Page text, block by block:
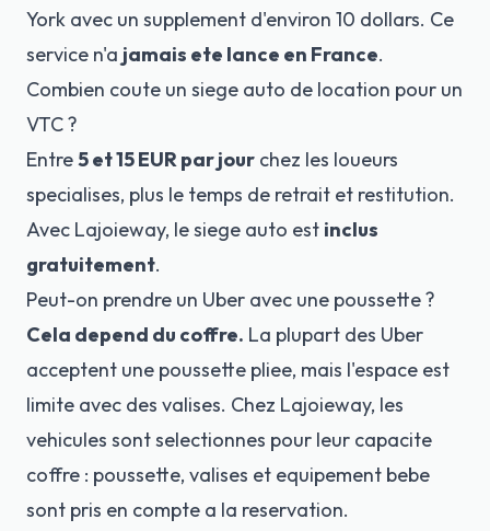
York avec un supplement d'environ 10 dollars. Ce
service n'a jamais ete lance en France.
Combien coute un siege auto de location pour un
VTC ?
Entre5 et 15 EUR par jour chez les loueurs
specialises, plus le temps de retrait et restitution.
Avec Lajoieway, lesiege auto est inclus
gratuitement.
Peut-on prendre un Uber avec une poussette ?
Cela depend du coffre. La plupart des Uber
acceptent une poussette pliee, mais l'espace est
limite avec des valises. Chez Lajoieway, les
vehicules sont selectionnes pour leur capacite
coffre : poussette, valises et equipement bebe
sont pris en compte a la reservation.